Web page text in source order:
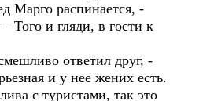
Марго распинается, -
Того и гляди, в гости к
ответил друг, -
и у нее жених есть.
с туристами, так это